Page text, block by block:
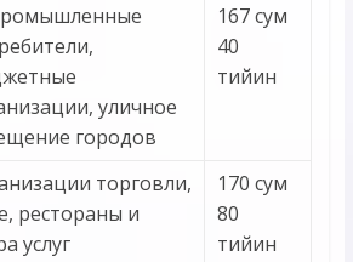
уличное
городов
167 сум
40
тийин
торговли,
рестораны и
услуг
170 сум
80
тийин